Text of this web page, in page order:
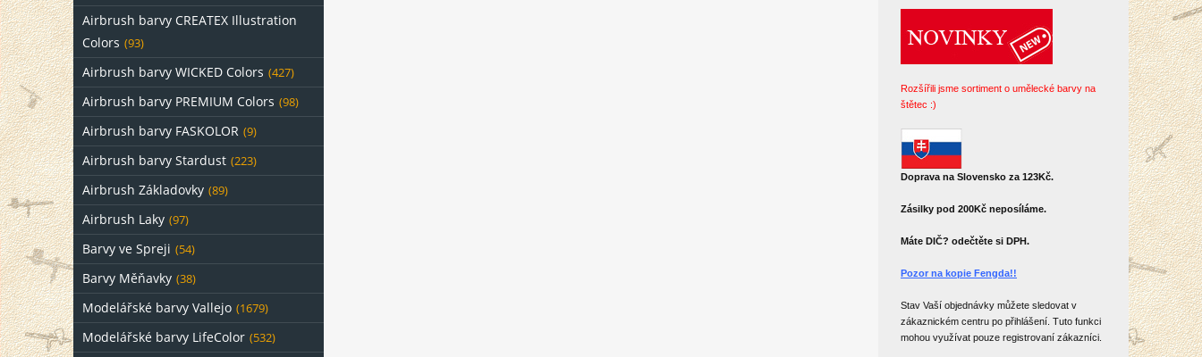
Airbrush barvy CREATEX Illustration
Colors (93)
Airbrush barvy WICKED Colors (427)
Airbrush barvy PREMIUM Colors (98)
Airbrush barvy FASKOLOR (9)
Airbrush barvy Stardust (223)
Airbrush Základovky (89)
Airbrush Laky (97)
Barvy ve Spreji (54)
Barvy Měňavky (38)
Modelářské barvy Vallejo (1679)
Modelářské barvy LifeColor (532)
Rozšířili jsme sortiment o umělecké barvy na
štětec :)
Doprava na Slovensko za 123Kč.
Zásilky pod 200Kč neposíláme.
Máte DIČ? odečtěte si DPH.
Pozor na kopie Fengda!!
Stav Vaší objednávky můžete sledovat v
zákaznickém centru po přihlášení. Tuto funkci
mohou využívat pouze registrovaní zákazníci.